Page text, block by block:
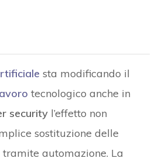
sta modificando il
tecnologico anche in
security l’effetto non
sostituzione delle
automazione. La